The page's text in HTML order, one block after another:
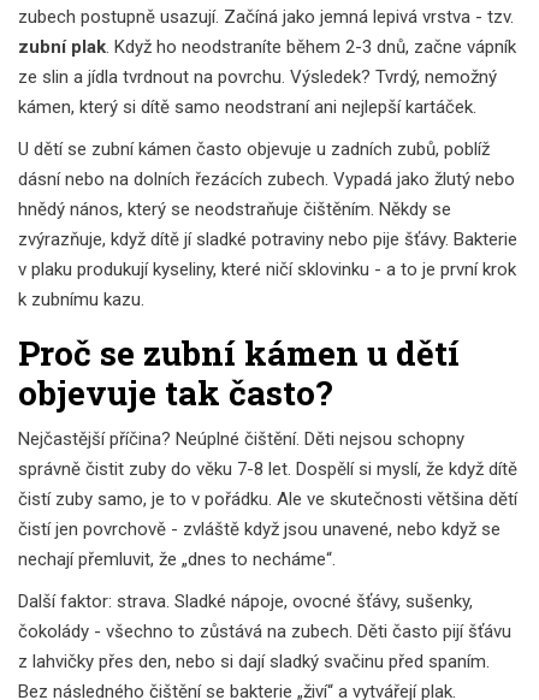
zubech postupně usazují. Začíná jako jemná lepivá vrstva - tzv.
zubní plak. Když ho neodstraníte během 2-3 dnů, začne vápník
ze slin a jídla tvrdnout na povrchu. Výsledek? Tvrdý, nemožný
kámen, který si dítě samo neodstraní ani nejlepší kartáček.
U dětí se zubní kámen často objevuje u zadních zubů, poblíž
dásní nebo na dolních řezácích zubech. Vypadá jako žlutý nebo
hnědý nános, který se neodstraňuje čištěním. Někdy se
zvýrazňuje, když dítě jí sladké potraviny nebo pije šťávy. Bakterie
v plaku produkují kyseliny, které ničí sklovinku - a to je první krok
k zubnímu kazu.
Proč se zubní kámen u dětí
objevuje tak často?
Nejčastější příčina? Neúplné čištění. Děti nejsou schopny
správně čistit zuby do věku 7-8 let. Dospělí si myslí, že když dítě
čistí zuby samo, je to v pořádku. Ale ve skutečnosti většina dětí
čistí jen povrchově - zvláště když jsou unavené, nebo když se
nechají přemluvit, že „dnes to necháme“.
Další faktor: strava. Sladké nápoje, ovocné šťávy, sušenky,
čokolády - všechno to zůstává na zubech. Děti často pijí šťávu
z lahvičky přes den, nebo si dají sladký svačinu před spaním.
Bez následného čištění se bakterie „živí“ a vytvářejí plak.